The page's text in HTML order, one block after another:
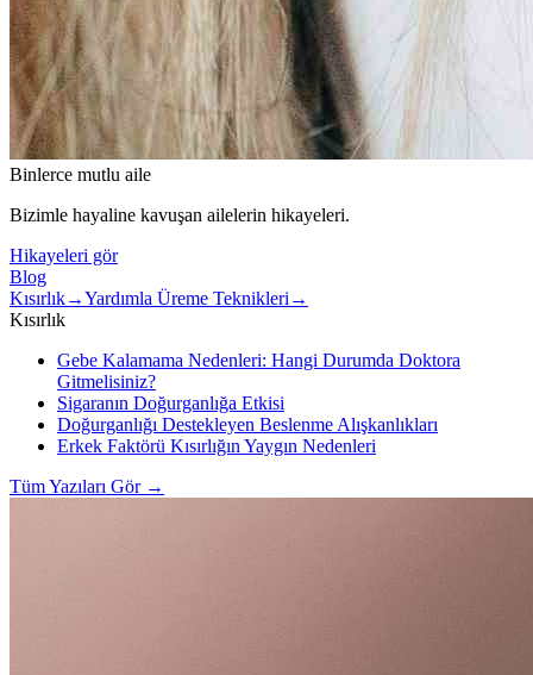
Binlerce mutlu aile
Bizimle hayaline kavuşan ailelerin hikayeleri.
Hikayeleri gör
Blog
Kısırlık→Yardımla Üreme Teknikleri →
Kısırlık
Gebe Kalamama Nedenleri: Hangi Durumda Doktora
Gitmelisiniz?
Sigaranın Doğurganlığa Etkisi
Doğurganlığı Destekleyen Beslenme Alışkanlıkları
Erkek Faktörü Kısırlığın Yaygın Nedenleri
Tüm Yazıları Gör →